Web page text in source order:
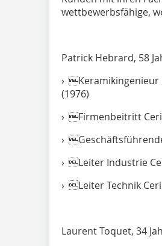
wettbewerbsfähige,
Patrick Hebrard, 58
› Keramikingenieur
(1976)
› Firmenbeitritt
›
› Leiter Industrie
› Leiter Technik
Laurent Toquet, 34